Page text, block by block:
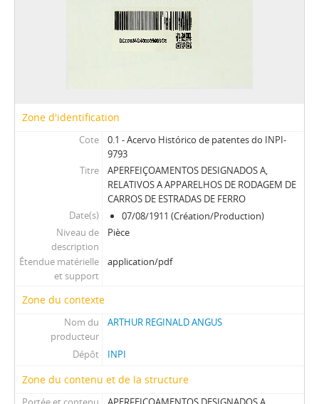
Zone d'identification
Cote
0.1 - Acervo Histórico de patentes do INPI-
9793
Titre
APERFEIÇOAMENTOS DESIGNADOS A,
RELATIVOS A APPARELHOS DE RODAGEM DE
CARROS DE ESTRADAS DE FERRO
Date(s)
07/08/1911 (Création/Production)
Niveau de
description
Pièce
Étendue matérielle
et support
application/pdf
Zone du contexte
Nom du
producteur
ARTHUR REGINALD ANGUS
Dépôt INPI
Zone du contenu et de la structure